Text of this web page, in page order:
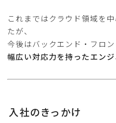
これまではクラウド領域を
たが、
今後はバックエンド・フロン
幅広い対応力を持ったエン
入社のきっかけ